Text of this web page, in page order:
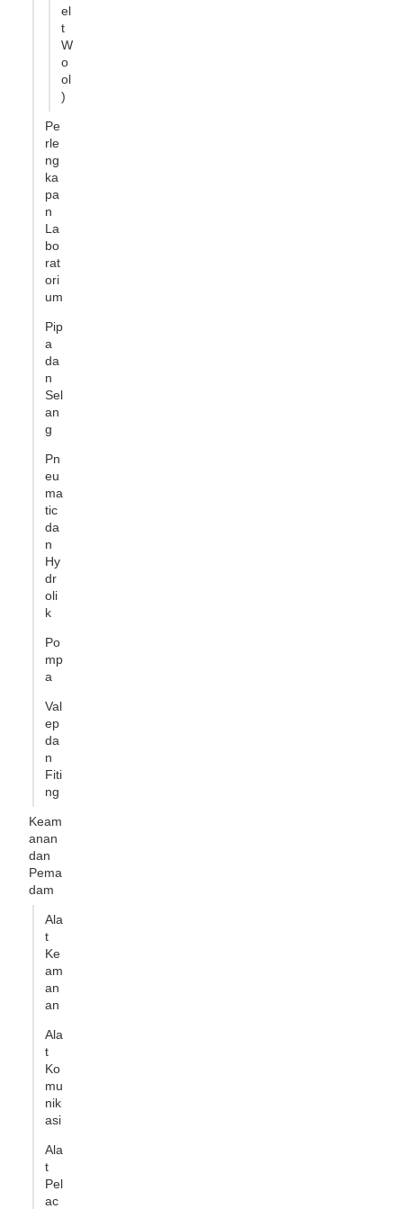
el
t
W
o
ol
)
Pe
rle
ng
ka
pa
n
La
bo
rat
ori
um
Pip
a
da
n
Sel
an
g
Pn
eu
ma
tic
da
n
Hy
dr
oli
k
Po
mp
a
Val
ep
da
n
Fiti
ng
Keam
anan
dan
Pema
dam
Ala
t
Ke
am
an
an
Ala
t
Ko
mu
nik
asi
Ala
t
Pel
ac